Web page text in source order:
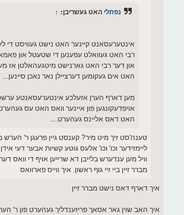
נפתלי האט געשריבן: ↑
רבי האט געוואלט עפענען די שטעטל און
און דער רבי האט גארנישט מיטגעהאלטן אז
האט אים געקומען דערציילן נאר נאכן סיינען...
מען דארף הערן אזעלכע אינטערעסאנטע
אויפדעקונגען פון איינער וואס האט עס
האט דאס אליינס געהערט....
טענה'סט זיך מיט מיר? קענסט גיין פרעגן ר' הערש
ליימזידער וכו' וכו' אלעס גוטע קשיות אבער דעי
וויל מען ענדערש בלייבן דא שרייען אויף די וואס
מברר זיין ביי זיי גוף ראשון. איך ווייס פארוואס
איך דארף דאס נישט מברר זיין
איך האב שוין גאר אסאך פריזענדליך געהערט פון ר' הערש